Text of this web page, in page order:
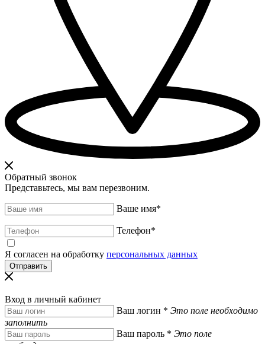
Обратный звонок
Представьтесь, мы вам перезвоним.
Ваше имя*
Телефон*
Я согласен на обработку персональных данных
Вход в личный кабинет
Ваш логин * Это поле необходимо
заполнить
Ваш пароль * Это поле